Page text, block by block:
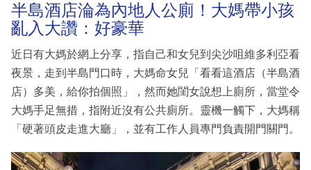
半島酒店淪為內地人公廁！大媽帶小孩
亂入大讚：好豪華
近日有大媽於網上分享，指自己和女兒到尖沙咀維多利亞看
夜景，走到半島門口時，大媽命女兒「看看這酒店（半島酒
店）多美，給你拍個照」，然而她閨女說想上廁所，當堂令
大媽手足無措，指附近沒有公共廁所。靈機一觸下，大媽稱
「硬著頭皮走進大廳」，並有工作人員專門負責開門關門。